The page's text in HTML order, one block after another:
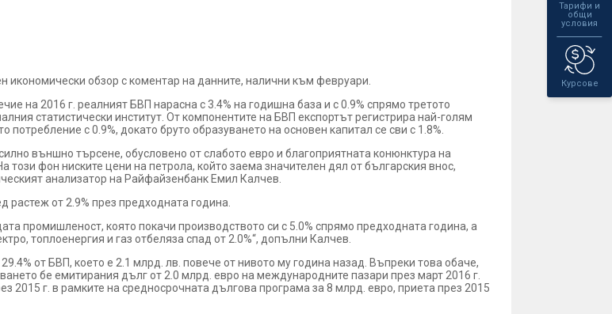
Тарифи и
общи
условия
Курсове
обзор с коментар на данните, налични към февруари.
на 2016 г. реалният БВП нарасна с 3.4% на годишна база и с 0.9% спрямо третото
статистически институт. От компонентите на БВП експортът регистрира най-голям
с 0.9%, докато бруто образуването на основен капитал се сви с 1.8%.
външно търсене, обусловено от слабото евро и благоприятната конюнктура на
този фон ниските цени на петрола, който заема значителен дял от българския внос,
анализатор на Райфайзенбанк Емил Калчев.
растеж от 2.9% през предходната година.
промишленост, която покачи производството си с 5.0% спрямо предходната година, а
топлоенергия и газ отбеляза спад от 2.0%“, допълни Калчев.
от БВП, което е 2.1 млрд. лв. повече от нивото му година назад. Въпреки това обаче,
бе емитирания дълг от 2.0 млрд. евро на международните пазари през март 2016 г.
2015 г. в рамките на средносрочната дългова програма за 8 млрд. евро, приета през 2015